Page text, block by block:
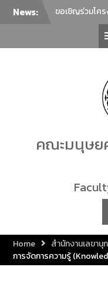
News:
ขอเชิญร่วมโค
ภาษาเพื่อยกร
นานาชาติ ครั้ง
ล่าม การแปลภา
ภาควิชาศิลปะ
มนุษยศาสตร์
นเรศวร ขอเชิ
ชม การแสดงร
ทางด้านนาฏศิล
2569 โดยนิสิต
ขอเชิญเข้าร่ว
Talk คณะมนุษ
คณะมนุษยศาส
กิจกรรม “โครง
ศิลปินท้องถิ่น”
ขอเชิญร่วม
คณะมนุษย
Home
สำนักงานเลขานุ
การจัดการความรู้